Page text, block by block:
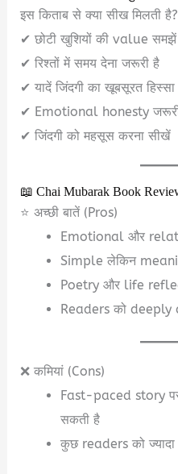
इस किताब से क्या सीख मिलती है?
✔ छोटी खुशियों की value समझें
✔ रिश्तों में समय देना जरूरी है
✔ यादें जिंदगी का खूबसूरत
✔ Emotional honesty
✔ जिंदगी को महसूस करना सीखें
📖 Chai Mubarak Book
⭐ अच्छी बातें (Pros)
Emotional और
Simple लेकिन
Poetry और life
Readers को deeply
❌ कमियां (Cons)
Fast-paced story
सकती है
कुछ readers को